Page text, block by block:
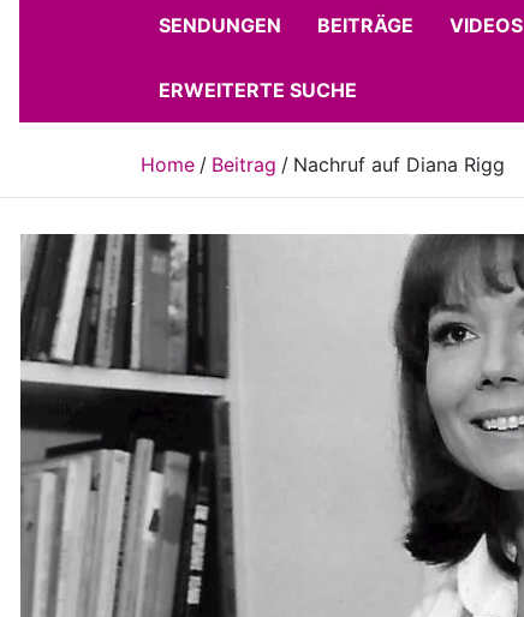
SENDUNGEN BEITRÄGE VIDEOS
ERWEITERTE SUCHE
Home Beitrag Nachruf auf Diana Rigg